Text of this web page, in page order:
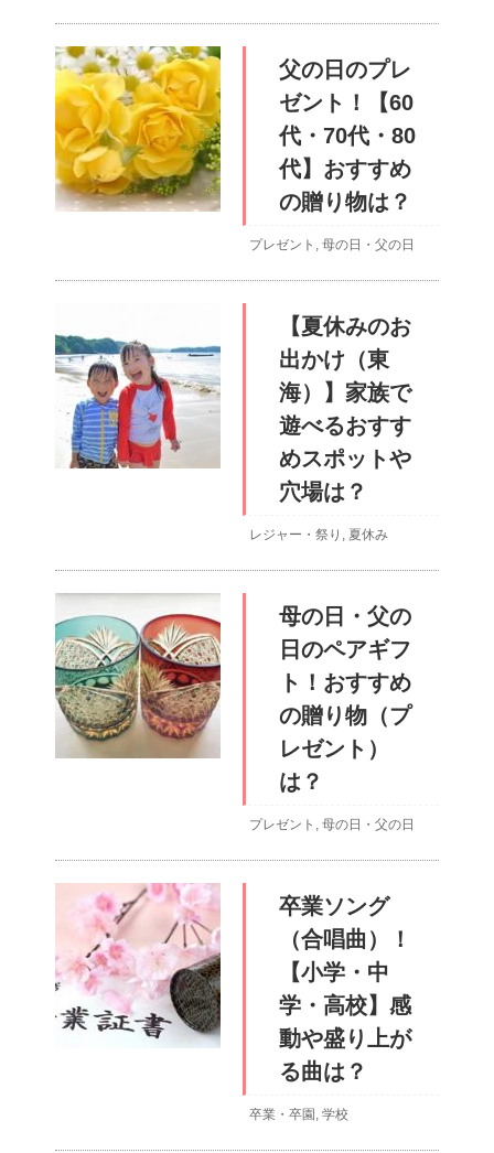
父の日のプレ
ゼント！【60
代・70代・80
代】おすすめ
の贈り物は？
プレゼント , 母の日・父の日
【夏休みのお
出かけ（東
海）】家族で
遊べるおすす
めスポットや
穴場は？
レジャー・祭り , 夏休み
母の日・父の
日のペアギフ
ト！おすすめ
の贈り物（プ
レゼント）
は？
プレゼント , 母の日・父の日
卒業ソング
（合唱曲）！
【小学・中
学・高校】感
動や盛り上が
る曲は？
卒業・卒園 , 学校